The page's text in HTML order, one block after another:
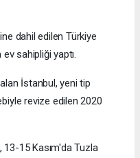
dahil edilen Türkiye
sahipliği yaptı.
İstanbul, yeni tip
revize edilen 2020
13-15 Kasım'da Tuzla